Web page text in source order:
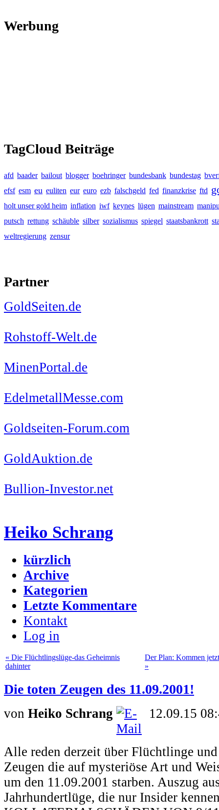
Werbung
TagCloud Beiträge
afd baader bailout blogger boehringer bundesbank bundestag
efsf esm eu euliten eur euro ezb falschgeld fed finanzkrise ftd
holt unser gold heim inflation iwf keynes lügen mainstream
putsch rettung schäuble silber sozialismus spiegel staatsbankrott
weltregierung zensur
Partner
GoldSeiten.de
Rohstoff-Welt.de
MinenPortal.de
EdelmetallMesse.com
Goldseiten-Forum.com
GoldAuktion.de
Bullion-Investor.net
Heiko Schrang
kürzlich
Archive
Kategorien
Letzte Kommentare
Kontakt
Log in
« Die Flüchtlingslüge-das Geheimnis
dahinter
Der Plan: Kommen
»
Die toten Zeugen des 11.09.2001!
von Heiko Schrang 12.09.15
Alle reden derzeit über Flüchtlinge
Zeugen die auf mysteriöse Art und
um den 11.09.2001 starben. Auszug
Jahrhundertlüge, die nur Insider